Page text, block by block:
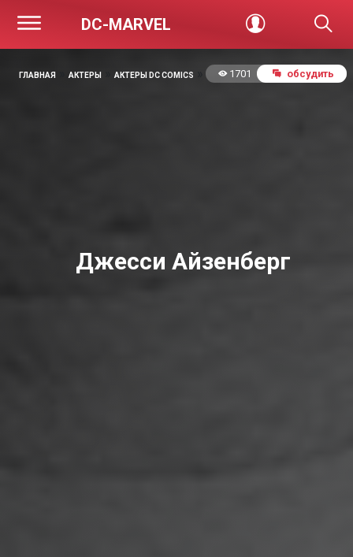
DC-MARVEL
1701 обсудить
ГЛАВНАЯ АКТЕРЫ АКТЕРЫ DC COMICS
Джесси Айзенберг